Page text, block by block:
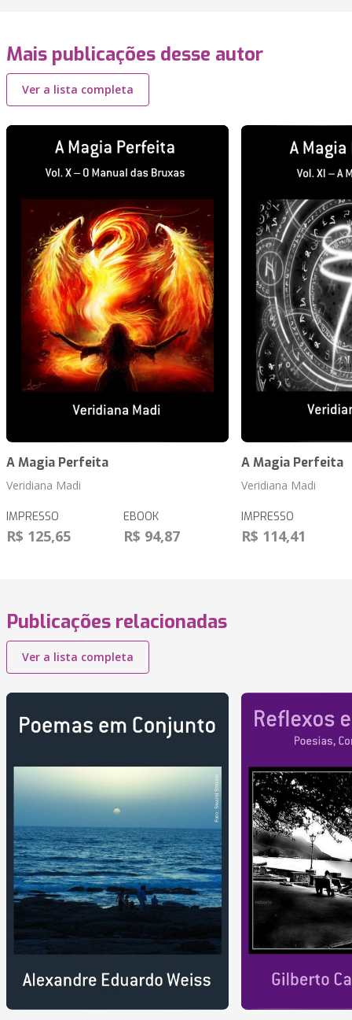
Mais publicações desse autor
Ver a lista completa
A Magia Perfeita
Veridiana Madi
IMPRESSO
R$ 125,65
EBOOK
R$ 94,87
A Magia Perfeita
Veridiana Madi
IMPRESSO
R$ 114,41
Publicações relacionadas
Ver a lista completa